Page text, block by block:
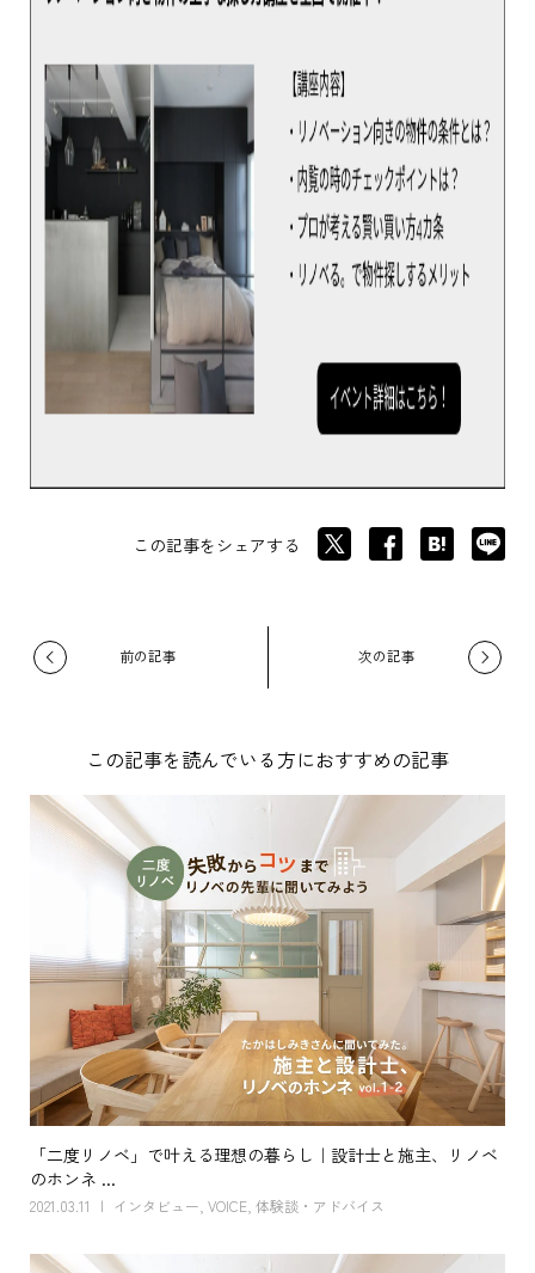
この記事をシェアする
この記事を読んでいる方におすすめの記事
「二度リノベ」で叶える理想の暮らし｜設計士と施主、リノベ
のホンネ ...
2021.03.11 インタビュー VOICE, 体験談・アドバイス